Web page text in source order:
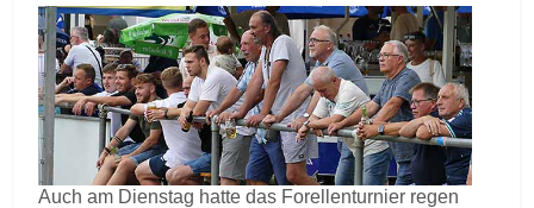
Auch am Dienstag hatte das Forellenturnier regen